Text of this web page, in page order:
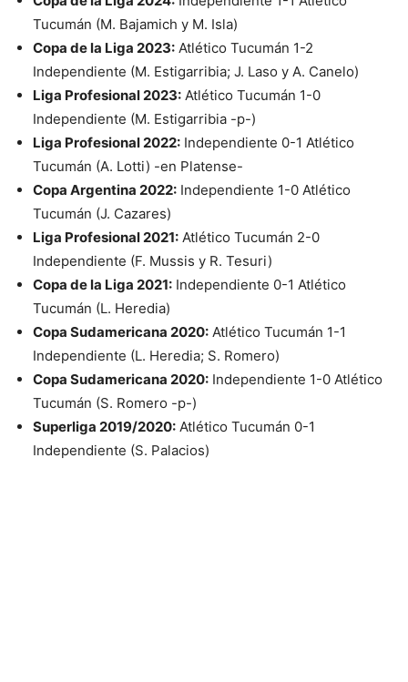
Tucumán (M. Bajamich y M. Isla)
Copa de la Liga 2023: Atlético Tucumán 1-2
Independiente (M. Estigarribia; J. Laso y A. Canelo)
Liga Profesional 2023: Atlético Tucumán 1-0
Independiente (M. Estigarribia -p-)
Liga Profesional 2022: Independiente 0-1 Atlético
Tucumán (A. Lotti) -en Platense-
Copa Argentina 2022: Independiente 1-0 Atlético
Tucumán (J. Cazares)
Liga Profesional 2021: Atlético Tucumán 2-0
Independiente (F. Mussis y R. Tesuri)
Copa de la Liga 2021: Independiente 0-1 Atlético
Tucumán (L. Heredia)
Copa Sudamericana 2020: Atlético Tucumán 1-1
Independiente (L. Heredia; S. Romero)
Copa Sudamericana 2020: Independiente 1-0 Atlético
Tucumán (S. Romero -p-)
Superliga 2019/2020: Atlético Tucumán 0-1
Independiente (S. Palacios)